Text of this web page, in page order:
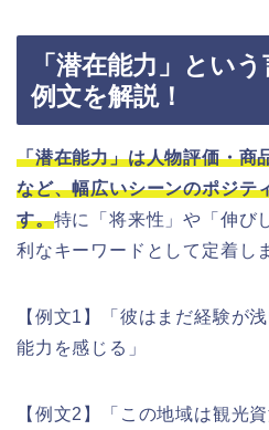
「潜在能力」とい
例文を解説！
「潜在能力」は人物評価・商
など、幅広いシーンのポジテ
す。特に「将来性」や「伸び
利なキーワードとして定着し
【例文1】「彼はまだ経験が
能力を感じる」
【例文2】「この地域は観光